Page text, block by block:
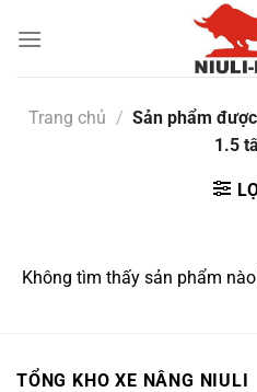
đến
Trang chủ / Sản phẩm
1.5
Không tìm thấy sản phẩm
TỔNG KHO XE NÂNG NIULI